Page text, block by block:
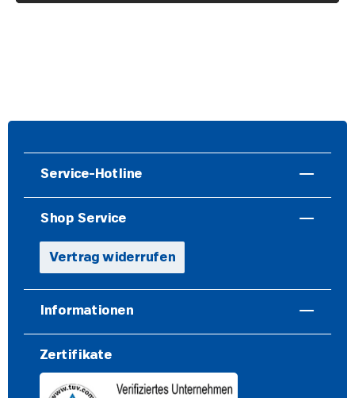
Service-Hotline
Shop Service
Vertrag widerrufen
Informationen
Zertifikate